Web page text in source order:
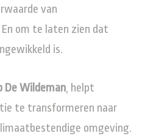
van
om te laten zien dat
is.
De Wildeman, helpt
te transformeren naar
omgeving.